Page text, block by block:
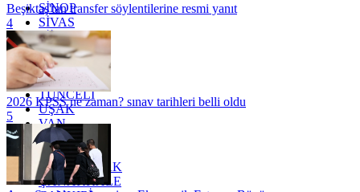
SİNOP
SİVAS
SİİRT
TEKİRDAĞ
TOKAT
TRABZON
TUNCELİ
UŞAK
VAN
YALOVA
YOZGAT
ZONGULDAK
ÇANAKKALE
Beşiktaş'tan transfer söylentilerine resmi yanıt
4
2026 KPSS ne zaman? sınav tarihleri belli oldu
5